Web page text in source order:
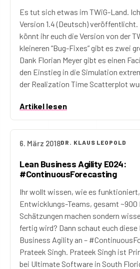
Es tut sich etwas im TWiG-Land.
Version 1.4 (Deutsch) veröffentlicht.
könnt ihr euch die Version von der
kleineren “Bug-Fixes” gibt es zwei
Dank Florian Meyer gibt es einen
den Einstieg in die Simulation
der Realization Time Scatterplot
Artikel lesen
6. März 2018DR. KLAUS LEOPOLD
Lean Business Agility E024:
#ContinuousForecasting
Ihr wollt wissen, wie es
Entwicklungs-Teams, gesamt ~900
Schätzungen machen sondern
fertig wird? Dann schaut euch
Business Agility an –
Prateek Singh. Prateek Singh ist
bei Ultimate Software in South